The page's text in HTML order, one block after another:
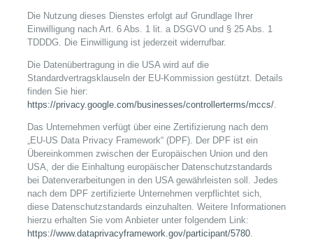
Die Nutzung dieses Dienstes erfolgt auf Grundlage Ihrer
Einwilligung nach Art. 6 Abs. 1 lit. a DSGVO und § 25 Abs. 1
TDDDG. Die Einwilligung ist jederzeit widerrufbar.
Die Datenübertragung in die USA wird auf die
Standardvertragsklauseln der EU-Kommission gestützt. Details
finden Sie hier:
https://privacy.google.com/businesses/controllerterms/mccs/.
Das Unternehmen verfügt über eine Zertifizierung nach dem
„EU-US Data Privacy Framework“ (DPF). Der DPF ist ein
Übereinkommen zwischen der Europäischen Union und den
USA, der die Einhaltung europäischer Datenschutzstandards
bei Datenverarbeitungen in den USA gewährleisten soll. Jedes
nach dem DPF zertifizierte Unternehmen verpflichtet sich,
diese Datenschutzstandards einzuhalten. Weitere Informationen
hierzu erhalten Sie vom Anbieter unter folgendem Link:
https://www.dataprivacyframework.gov/participant/5780.